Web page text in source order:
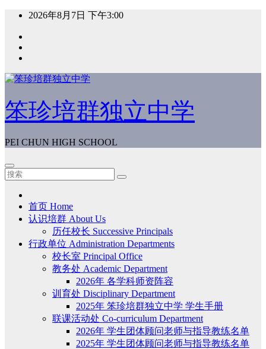
2026年8月7日 下午3:00
笨珍培群独立中学
PEI CHUN HIGH SCHOOL
首页 Home
认识培群 About Us
历任校长 Successive Principals
行政单位 Administration Departments
校长室 Principal Office
教务处 Academic Department
2026年 各学科师资阵容
训育处 Disciplinary Department
2025年 笨珍培群独立中学 学生手册
联课活动处 Co-curriculum Department
2026年 学生团体顾问老师与指导教练名单
2025年 学生团体顾问老师与指导教练名单